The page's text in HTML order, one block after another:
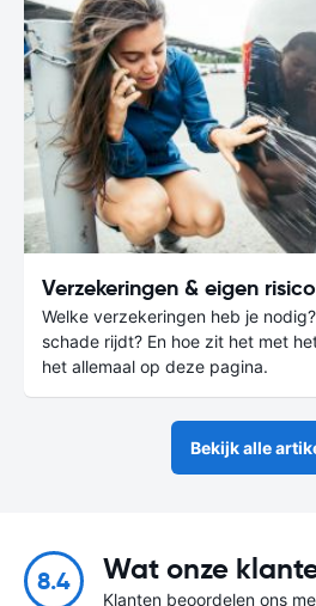
Verzekeringen & eigen risico
Welke verzekeringen heb je
schade rijdt? En hoe zit het met
het allemaal op deze pagina.
Bekijk alle
8.4 Wat onze
Klanten beoordelen ons